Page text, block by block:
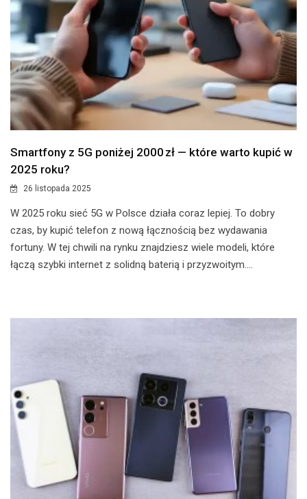
Smartfony z 5G poniżej 2000 zł — które warto kupić w
2025 roku?
26 listopada 2025
W 2025 roku sieć 5G w Polsce działa coraz lepiej. To dobry
czas, by kupić telefon z nową łącznością bez wydawania
fortuny. W tej chwili na rynku znajdziesz wiele modeli, które
łączą szybki internet z solidną baterią i przyzwoitym....